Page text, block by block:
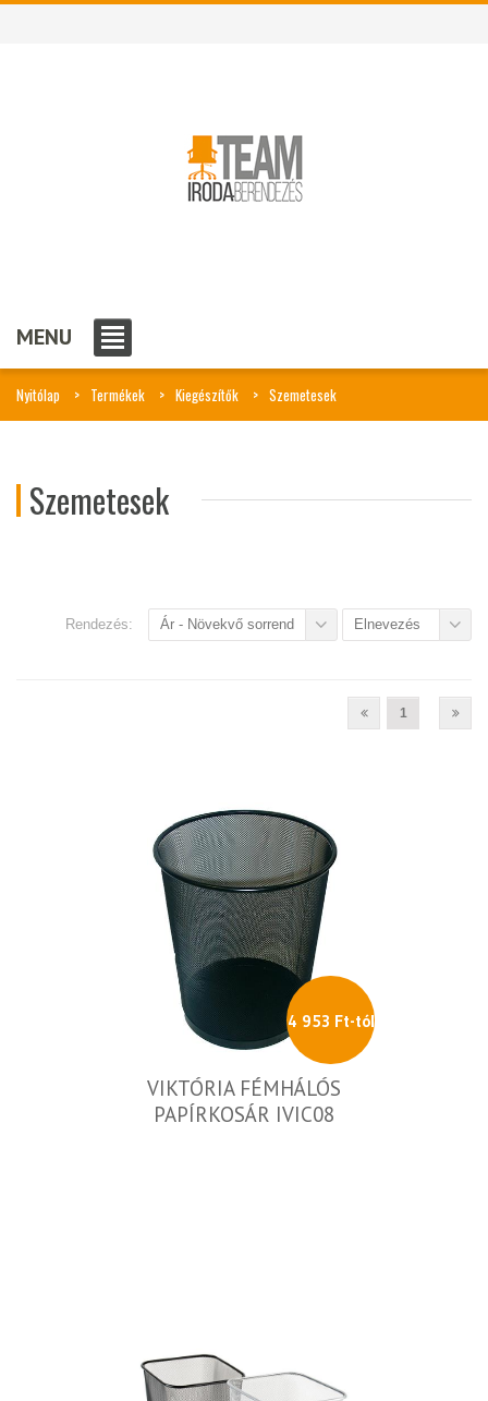
MENU
Nyitólap Termékek Kiegészítők Szemetesek
Szemetesek
Rendezés: Ár - Növekvő sorrend Elnevezés
1
4 953 Ft-tól
VIKTÓRIA FÉMHÁLÓS
PAPÍRKOSÁR IVIC08